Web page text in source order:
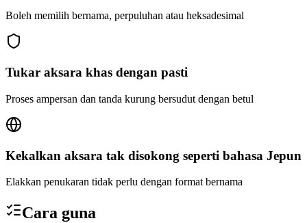
Boleh memilih bernama, perpuluhan atau heksadesimal
Tukar aksara khas dengan pasti
Proses ampersan dan tanda kurung bersudut dengan betul
Kekalkan aksara tak disokong seperti bahasa Jepun
Elakkan penukaran tidak perlu dengan format bernama
Cara guna